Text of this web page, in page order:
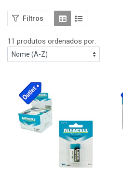
Filtros
11 produtos ordenados por: